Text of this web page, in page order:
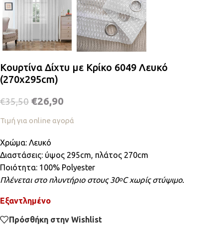
Κουρτίνα Δίχτυ με Κρίκο 6049 Λευκό
(270x295cm)
€35,50 €26,90
Τιμή για online αγορά
Χρώμα: Λευκό
Διαστάσεις: ύψος 295cm, πλάτος 270cm
Ποιότητα: 100% Polyester
Πλένεται στο πλυντήριο στους 30οC χωρίς στύψιμο.
Εξαντλημένο
Πρόσθήκη στην Wishlist